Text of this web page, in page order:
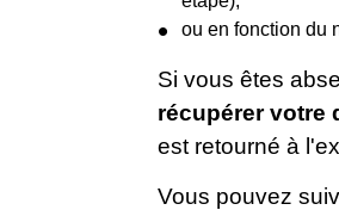
ou en fonction du
Si vous êtes
récupérer votre
est retourné à
Vous pouvez